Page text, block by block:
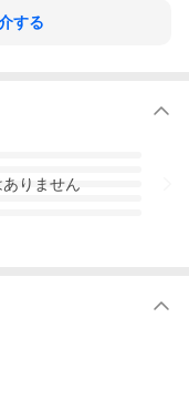
する
りません